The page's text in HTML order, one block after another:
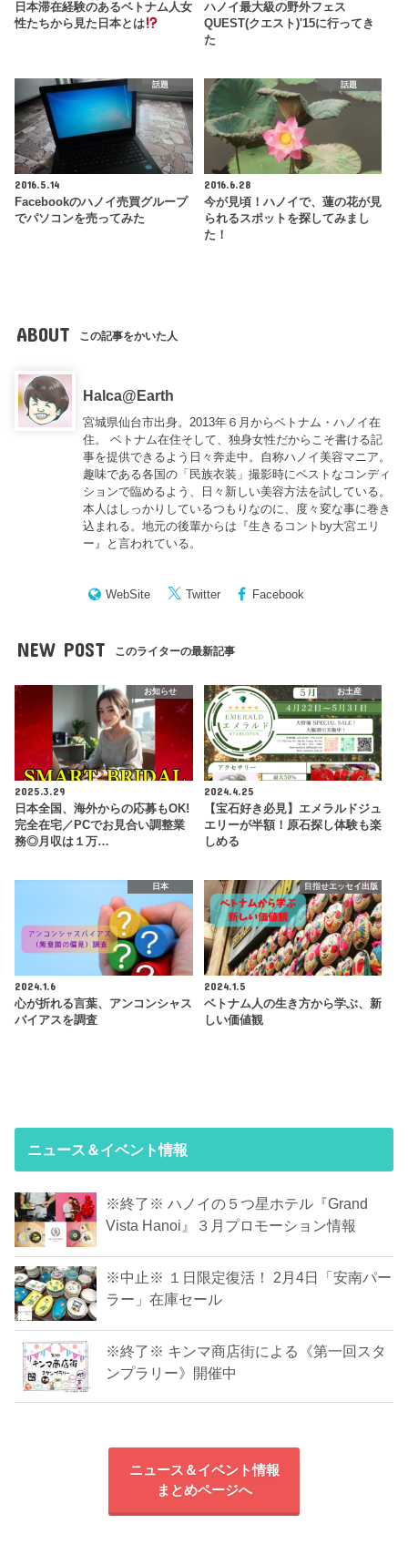
日本滞在経験のあるベトナム人女
性たちから見た日本とは
ハノイ最大級の野外フェス
QUEST(クエスト)'15に行ってき
た
話題
2016.5.14
Facebookのハノイ売買グループ
でパソコンを売ってみた
話題
2016.6.28
今が見頃！ハノイで、蓮の花が見
られるスポットを探してみまし
た！
ABOUT この記事をかいた人
Halca@Earth
宮城県仙台市出身。2013年６月からベトナム・ハノイ在
住。 ベトナム在住そして、独身女性だからこそ書ける記
事を提供できるよう日々奔走中。自称ハノイ美容マニア。
趣味である各国の「民族衣装」撮影時にベストなコンディ
ションで臨めるよう、日々新しい美容方法を試している。
本人はしっかりしているつもりなのに、度々変な事に巻き
込まれる。地元の後輩からは『生きるコントby大宮エリ
ー 』と言われている。
WebSite Twitter Facebook
NEW POST このライターの最新記事
お知らせ
2025.3.29
日本全国、海外からの応募もOK!
完全在宅／PCでお見合い調整業
務◎月収は１万…
お土産
2024.4.25
【宝石好き必見】エメラルドジュ
エリーが半額！原石探し体験も楽
しめる
日本
2024.1.6
心が折れる言葉、アンコンシャス
バイアスを調査
目指せエッセイ出版
2024.1.5
ベトナム人の生き方から学ぶ、新
しい価値観
ニュース＆イベント情報
※終了※ ハノイの５つ星ホテル『Grand
Vista Hanoi』３月プロモーション情報
※中止※ １日限定復活！ 2月4日「安南パー
ラー」在庫セール
※終了※ キンマ商店街による《第一回スタ
ンプラリー》開催中
ニュース＆イベント情報
まとめページへ